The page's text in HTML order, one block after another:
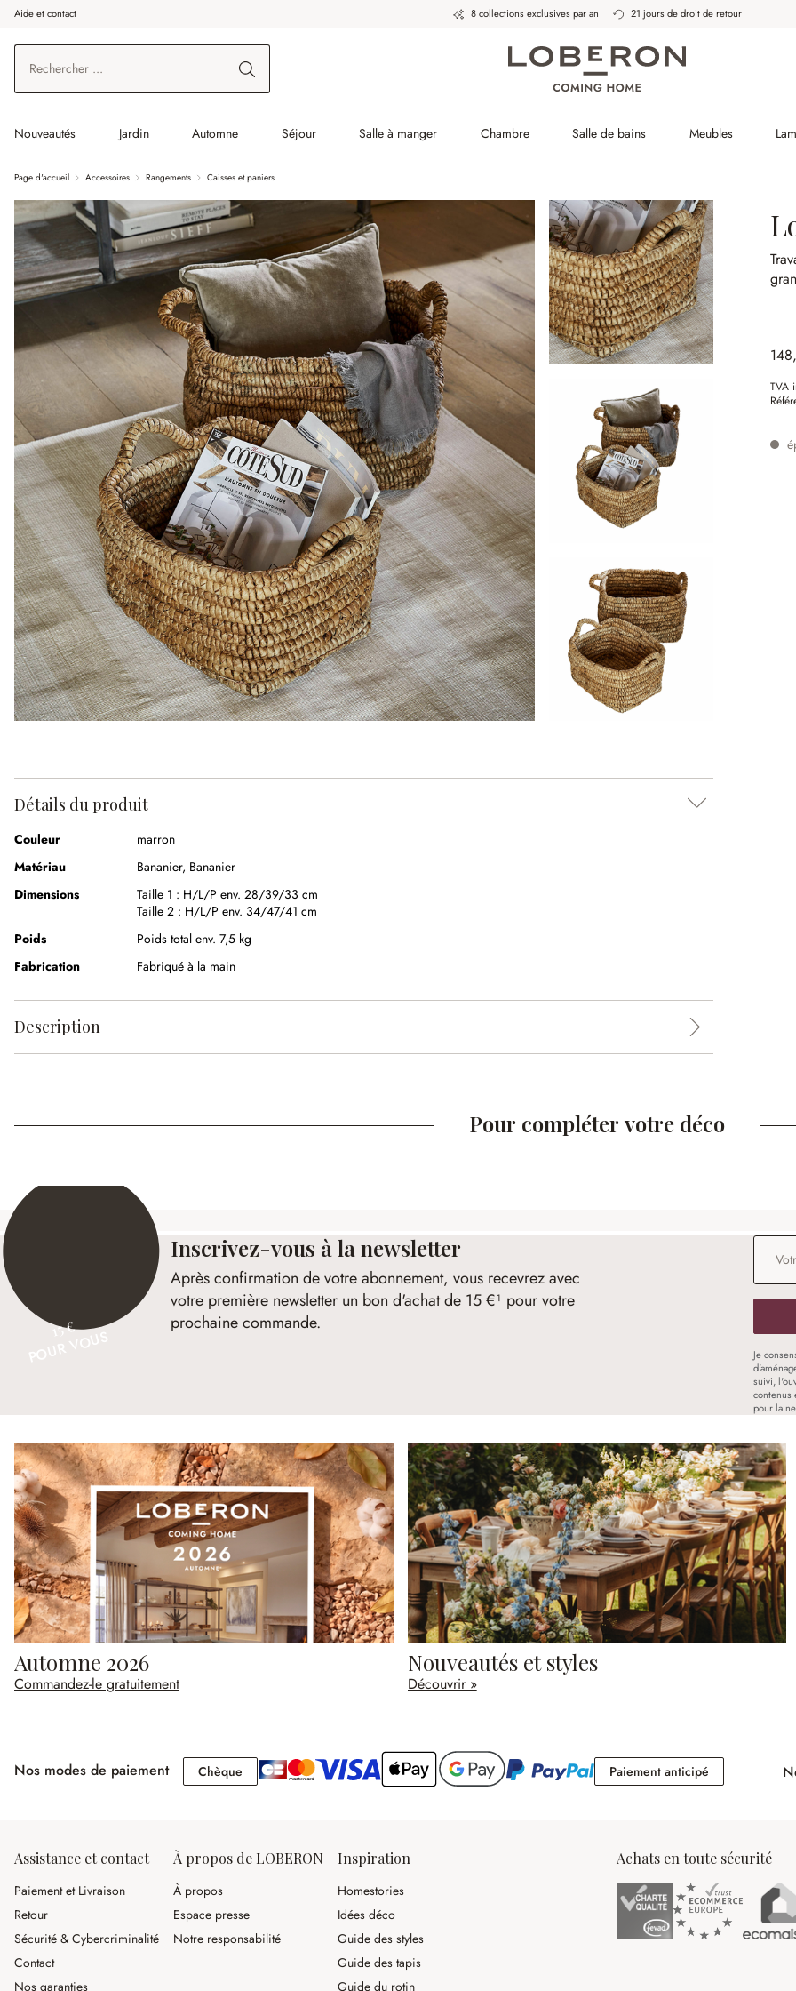
au contenu principal
Aller à la recherche
Aller à la navigation principale
Aide et contact 8 collections exclusives par an 21 jours de droit de retour
Nouveautés Jardin Automne Séjour Salle à manger Chambre Salle de bains Meubles
Page d'accueil Accessoires Rangements Caisses et paniers
TVA
Détails du produit
Couleur
marron
Matériau
Bananier, Bananier
Dimensions
Taille 1 : H/L/P env. 28/39/33 cm
Taille 2 : H/L/P env. 34/47/41 cm
Poids
Poids total env. 7,5 kg
Fabrication
Fabriqué à la main
Description
Pour compléter votre déco
15 €
Inscrivez-vous à la newsletter
Après confirmation de votre abonnement, vous recevrez avec
votre première newsletter un bon d'achat de 15 €¹ pour votre
prochaine commande.
Adresse
Je
suivi,
contenus
pour la
Automne 2026
Commandez-le gratuitement
Nouveautés et styles
Découvrir »
Nos modes de paiement Chèque Chèque Paiement anticipéPaiement
Assistance et contact
Paiement et Livraison
Retour
Sécurité & Cybercriminalité
Contact
Nos garanties
À propos de LOBERON
À propos
Espace presse
Notre responsabilité
Inspiration
Homestories
Idées déco
Guide des styles
Guide des tapis
Guide du rotin
Achats en toute sécurité